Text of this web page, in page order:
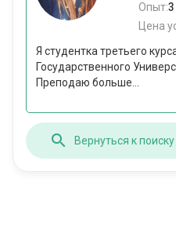
Опыт:
Цена
Я студентка третьего
Государственного
Преподаю больше...
Вернуться к поиску